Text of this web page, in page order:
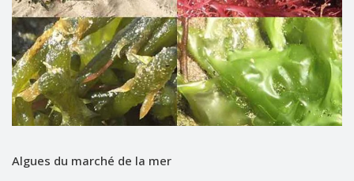
Algues du marché de la mer